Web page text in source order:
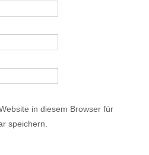
in diesem Browser für
speichern.